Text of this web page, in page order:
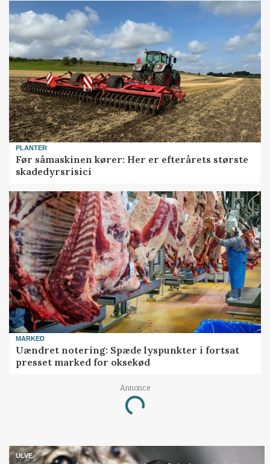
PLANTER
Før såmaskinen kører: Her er efterårets største
skadedyrsrisici
MARKED
Uændret notering: Spæde lyspunkter i fortsat
presset marked for oksekød
Annonce
Loading...
ULVE